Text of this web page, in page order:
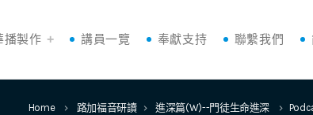
播製作 講員一覽 奉獻支持 聯繫我們
Home keyboard_arrow_right 路加福音研讀 keyboard_arrow_right 進深篇(W)--門徒生命進深 keyboard_arrow_right